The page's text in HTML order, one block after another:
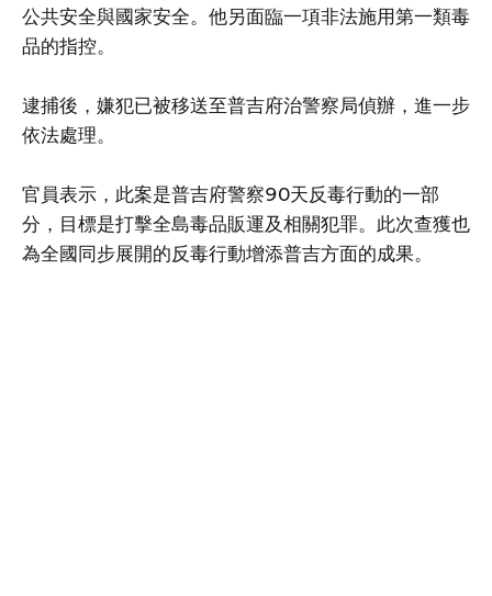
公共安全與國家安全。他另面臨一項非法施用第一類毒
品的指控。
逮捕後，嫌犯已被移送至普吉府治警察局偵辦，進一步
依法處理。
官員表示，此案是普吉府警察90天反毒行動的一部
分，目標是打擊全島毒品販運及相關犯罪。此次查獲也
為全國同步展開的反毒行動增添普吉方面的成果。